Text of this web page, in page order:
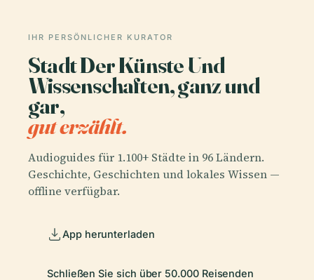
IHR PERSÖNLICHER KURATOR
Stadt Der Künste Und
Wissenschaften, ganz und
gar,
gut erzählt.
Audioguides für 1.100+ Städte in 96 Ländern.
Geschichte, Geschichten und lokales Wissen —
offline verfügbar.
App herunterladen
Schließen Sie sich über 50.000 Reisenden